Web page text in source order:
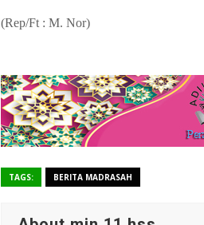
(Rep/Ft : M. Nor)
TAGS: BERITA MADRASAH